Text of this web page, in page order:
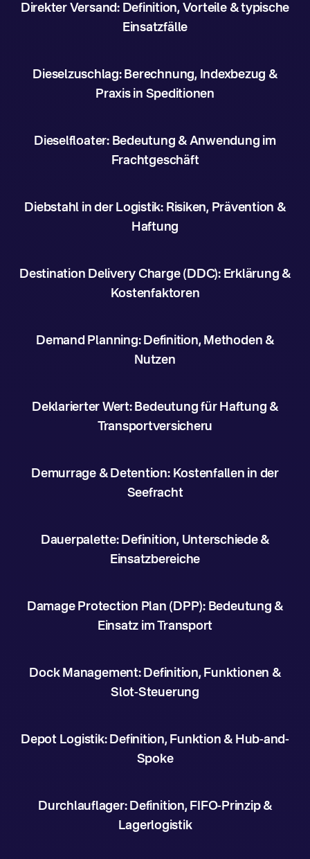
Direkter Versand: Definition, Vorteile & typische
Einsatzfälle
Dieselzuschlag: Berechnung, Indexbezug &
Praxis in Speditionen
Dieselfloater: Bedeutung & Anwendung im
Frachtgeschäft
Diebstahl in der Logistik: Risiken, Prävention &
Haftung
Destination Delivery Charge (DDC): Erklärung &
Kostenfaktoren
Demand Planning: Definition, Methoden &
Nutzen
Deklarierter Wert: Bedeutung für Haftung &
Transportversicheru
Demurrage & Detention: Kostenfallen in der
Seefracht
Dauerpalette: Definition, Unterschiede &
Einsatzbereiche
Damage Protection Plan (DPP): Bedeutung &
Einsatz im Transport
Dock Management: Definition, Funktionen &
Slot-Steuerung
Depot Logistik: Definition, Funktion & Hub-and-
Spoke
Durchlauflager: Definition, FIFO-Prinzip &
Lagerlogistik